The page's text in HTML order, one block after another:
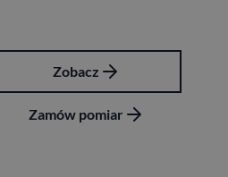
Zobacz
Zamów pomiar